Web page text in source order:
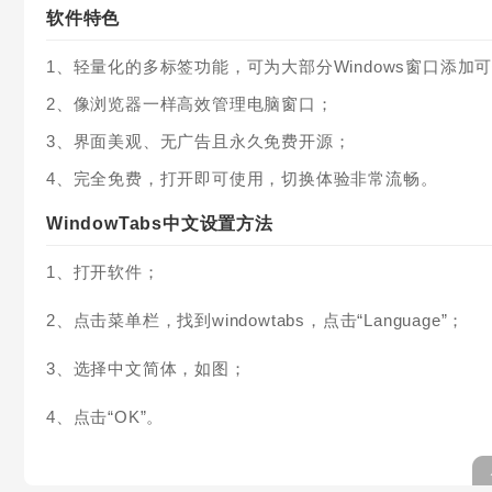
软件特色
1、轻量化的多标签功能，可为大部分Windows窗口添加可
2、像浏览器一样高效管理电脑窗口；
3、界面美观、无广告且永久免费开源；
4、完全免费，打开即可使用，切换体验非常流畅。
WindowTabs中文设置方法
1、打开软件；
2、点击菜单栏，找到windowtabs，点击“Language”；
3、选择中文简体，如图；
4、点击“OK”。